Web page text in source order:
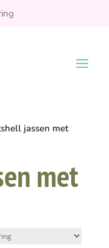
jassen met
met